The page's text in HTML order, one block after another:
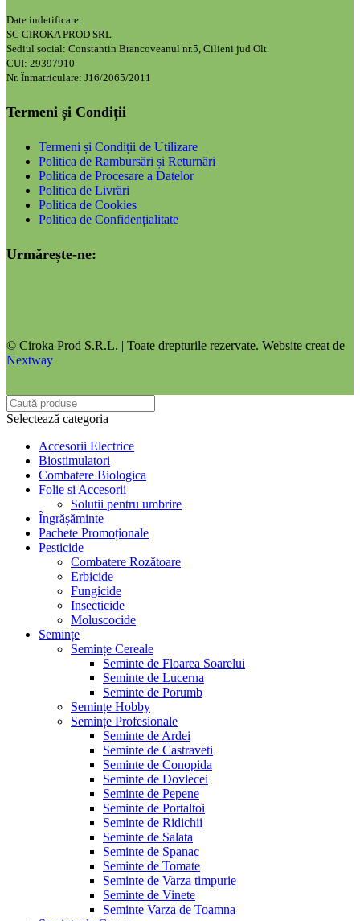
Date indetificare:
SC CIROKA PROD SRL
Sediul social: Constantin Brancoveanul nr.5, Cilieni jud Olt.
CUI: 29397910
Nr. Înmatriculare: J16/2065/2011
Termeni și Condiții
Termeni și Condiții de Utilizare
Politica de Rambursări și Returnări
Politica de Procesare a Datelor
Politica de Livrări
Politica de Cookies
Politica de Confidențialitate
Urmărește-ne:
© Ciroka Prod S.R.L. | Toate drepturile rezervate. Website creat de
Nextway
Selectează categoria
Accesorii Electrice
Biostimulatori
Combatere Biologica
Folie si Accesorii
Solutii pentru umbrire
Îngrășăminte
Pachete Promoționale
Pesticide
Combatere Rozătoare
Erbicide
Fungicide
Insecticide
Moluscocide
Semințe
Semințe Cereale
Seminte de Floarea Soarelui
Seminte de Lucerna
Seminte de Porumb
Semințe Hobby
Semințe Profesionale
Seminte de Ardei
Seminte de Castraveti
Seminte de Conopida
Seminte de Dovlecei
Seminte de Pepene
Seminte de Portaltoi
Seminte de Ridichii
Seminte de Salata
Seminte de Spanac
Seminte de Tomate
Seminte de Varza timpurie
Seminte de Vinete
Seminte Varza de Toamna